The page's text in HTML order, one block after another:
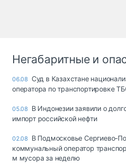
Негабаритные и
06.08 Суд в Казахстане
оператора по транспортировке
05.08 В Индонезии заявили о
импорт российской нефти
02.08 В Подмосковье Сергиево-
коммунальный оператор
м мусора за неделю